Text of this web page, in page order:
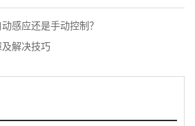
感应还是手动控制？
解决技巧